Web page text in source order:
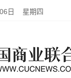
日 星期四